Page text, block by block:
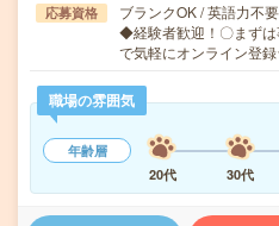
応募資格
ブランクOK / 英語力不要
◆経験者歓迎！〇まず
で気軽にオンライン登
職場の雰囲気
年齢層
20代
30代